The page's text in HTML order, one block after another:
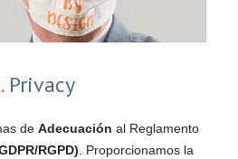
Privacy
de Adecuación al Reglamento
RGPD). Proporcionamos la